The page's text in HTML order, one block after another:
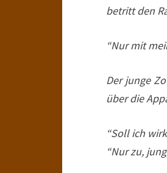
betritt den
“Nur mit
Der junge
über die
“Soll ich
“Nur zu,